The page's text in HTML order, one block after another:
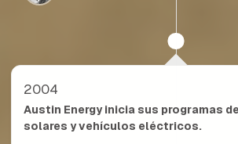
2004
Austin Energy inicia sus programas
solares y vehículos eléctricos.